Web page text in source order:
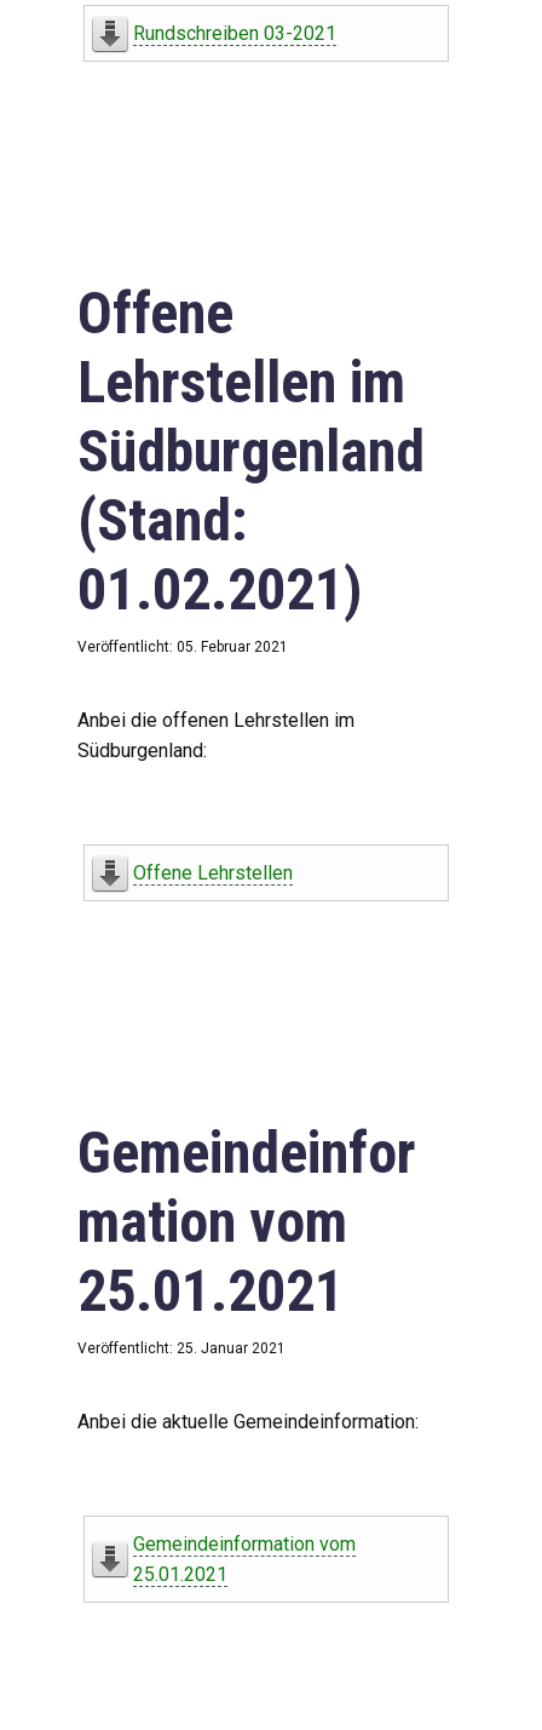
Rundschreiben 03-2021
Offene
Lehrstellen im
Südburgenland
(Stand:
01.02.2021)
Veröffentlicht: 05. Februar 2021
Anbei die offenen Lehrstellen im
Südburgenland:
Offene Lehrstellen
Gemeindeinfor
mation vom
25.01.2021
Veröffentlicht: 25. Januar 2021
Anbei die aktuelle Gemeindeinformation:
Gemeindeinformation vom
25.01.2021